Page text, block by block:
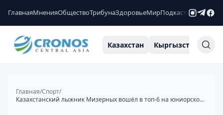
ГлавнаяМненияОбществоТрибунаЗдоровьеМирПодкастыРейтинги
Казахстан Кыргызстан
Главная/Спорт/
Казахстанский лыжник Мизерных вошёл в топ-6 на юниорском ЧМ